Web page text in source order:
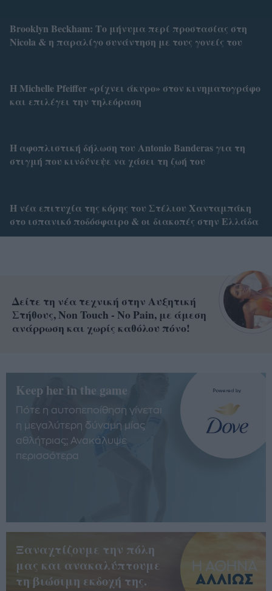
Brooklyn Βeckham: Το μήνυμα περί προστασίας στη
Nicola & η παραλίγο συνάντηση με τους γονείς του
H Michelle Pfeiffer «ρίχνει άκυρο» στον κινηματογράφο
και επιλέγει την τηλεόραση
Η αφοπλιστική δήλωση του Antonio Banderas για τη
στιγμή που κινδύνεψε να χάσει τη ζωή του
Η νέα επιτυχία της κόρης του Στέλιου Χανταμπάκη
στο ισπανικό ποδόσφαιρο & οι διακοπές στην Ελλάδα
Δείτε τη νέα τεχνική στην Αυξητική
Στήθους, Non Touch - No Pain, με άμεση
ανάρρωση και χωρίς καθόλου πόνο!
Keep her in the game
Πότε η αυτοπεποίθηση γίνεται
η μεγαλύτερη δύναμη μίας
αθλήτριας; Ανακάλυψε
περισσότερα
Ξαναχτίζουμε την πόλη
μας και ανακαλύπτουμε
τη βιώσιμη εκδοχή της.